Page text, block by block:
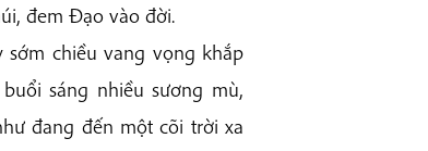
đem Đạo vào đời.
chiều vang vọng khắp
sáng nhiều sương mù,
đang đến một cõi trời xa